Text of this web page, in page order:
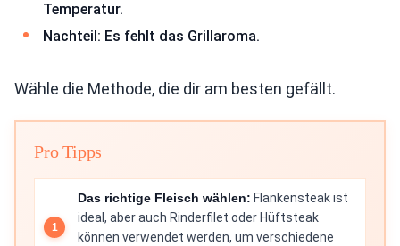
Temperatur.
Nachteil: Es fehlt das Grillaroma.
Wähle die Methode, die dir am besten gefällt.
Pro Tipps
Das richtige Fleisch wählen: Flankensteak ist
ideal, aber auch Rinderfilet oder Hüftsteak
können verwendet werden, um verschiedene